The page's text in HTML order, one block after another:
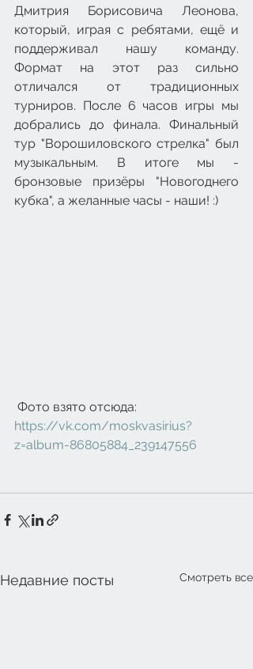
Дмитрия Борисовича Леонова,
который, играя с ребятами, ещё и
поддерживал нашу команду.
Формат на этот раз сильно
отличался от традиционных
турниров. После 6 часов игры мы
добрались до финала. Финальный
тур "Ворошиловского стрелка" был
музыкальным. В итоге мы -
бронзовые призёры "Новогоднего
кубка", а желанные часы - наши! :)
Фото взято отсюда:
https://vk.com/moskvasirius?
z=album-86805884_239147556
Недавние посты Смотреть все